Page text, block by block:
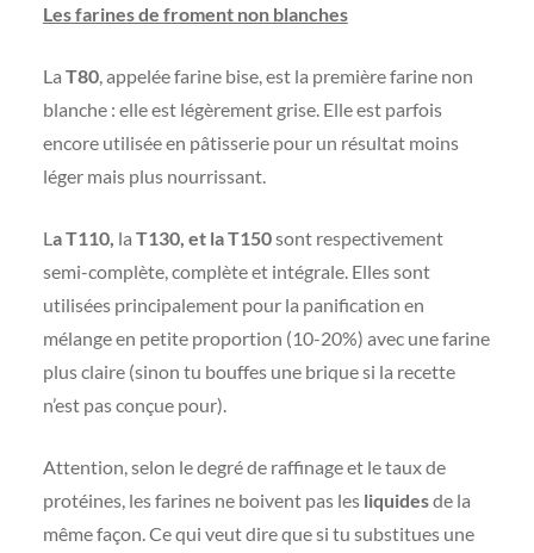
Les farines de froment non blanches
La T80, appelée farine bise, est la première farine non
blanche : elle est légèrement grise. Elle est parfois
encore utilisée en pâtisserie pour un résultat moins
léger mais plus nourrissant.
L aT110, la T130, et la T150sont respectivement
semi-complète, complète et intégrale. Elles sont
utilisées principalement pour la panification en
mélange en petite proportion (10-20%) avec une farine
plus claire (sinon tu bouffes une brique si la recette
n’est pas conçue pour).
Attention, selon le degré de raffinage et le taux de
protéines, les farines ne boivent pas les liquidesde la
même façon. Ce qui veut dire que si tu substitues une